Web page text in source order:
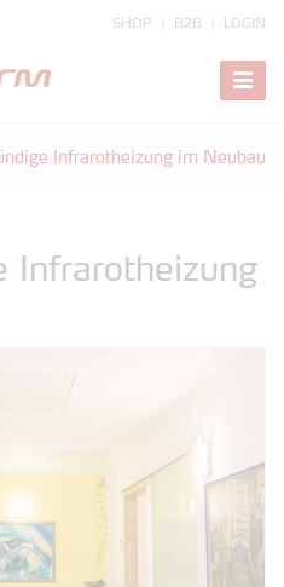
SHOP B2B LOGIN
zeige
Infrarotheizung im Neubau
Infrarotheizung